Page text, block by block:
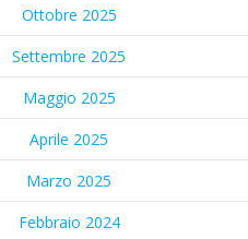
Ottobre 2025
Settembre 2025
Maggio 2025
Aprile 2025
Marzo 2025
Febbraio 2024